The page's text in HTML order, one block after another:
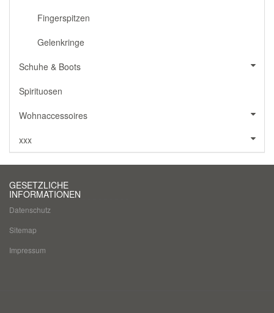
Fingerspitzen
Gelenkringe
Schuhe & Boots
Spirituosen
Wohnaccessoires
xxx
GESETZLICHE
INFORMATIONEN
Datenschutz
Sitemap
Impressum